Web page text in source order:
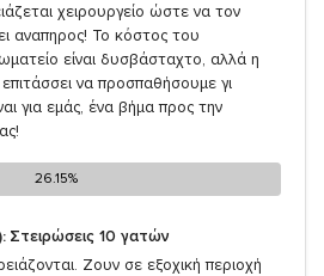
χειρουργείο ώστε να τον
αναπηρος! Το κόστος του
είναι δυσβάσταχτο, αλλά η
να προσπαθήσουμε γι
για εμάς, ένα βήμα προς την
26.15%
26.15%
Στειρώσεις 10 γατών
Ζουν σε εξοχική περιοχή